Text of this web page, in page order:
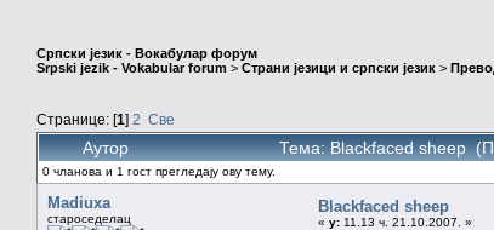
Српски језик - Вокабулар форум
Srpski jezik - Vokabular forum > Страни језици и српски језик >
Странице: [1] 2 Све
Аутор Тема: Blackfaced sheep
0 чланова и 1 гост прегледају ову тему.
Madiuxa
староседелац
Blackfaced sheep
« у: 11.13 ч. 21.10.2007. »